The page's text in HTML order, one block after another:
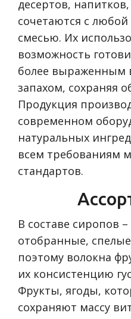
десертов,
сочетаются с любой
смесью. Их
возможность
более выраженным
запахом, сохраняя
Продукция
современном
натуральных
всем требованиям
стандартов.
В составе сиропов
отобранные,
поэтому волокна
их консистенцию
Фрукты, ягоды,
сохраняют массу